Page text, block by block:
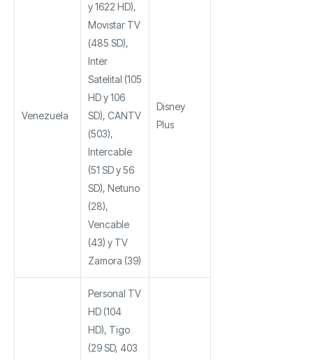
Venezuela
y 1622 HD),
Movistar TV
(485 SD),
Inter
Satelital (105
HD y 106
SD), CANTV
(503),
Intercable
(51 SD y 56
SD), Netuno
(28),
Vencable
(43) y TV
Zamora (39)
Disney
Plus
Personal TV
HD (104
HD), Tigo
(29 SD, 403